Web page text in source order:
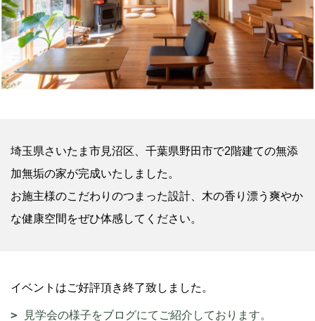
埼玉県さいたま市見沼区、千葉県野田市で2階建ての無添
加無垢の家が完成いたしました。
お施主様のこだわりのつまった設計、木の香り漂う爽やか
な健康空間をぜひ体感してください。
イベントはご好評頂き終了致しました。
見学会の様子をブログにてご紹介しております。